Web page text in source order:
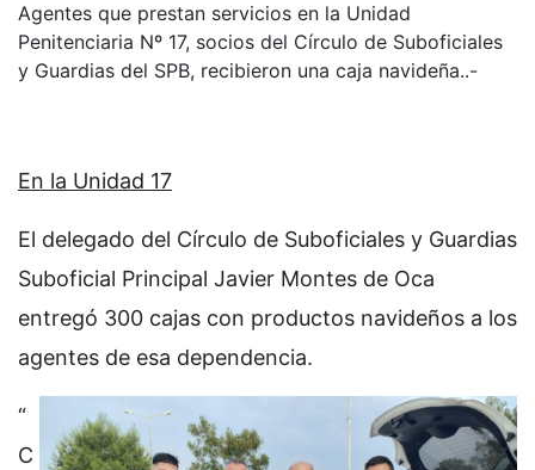
Agentes que prestan servicios en la Unidad
Penitenciaria Nº 17, socios del Círculo de Suboficiales
y Guardias del SPB, recibieron una caja navideña..-
En la Unidad 17
El delegado del Círculo de Suboficiales y Guardias
Suboficial Principal Javier Montes de Oca
entregó 300 cajas con productos navideños a los
agentes de esa dependencia.
“
C